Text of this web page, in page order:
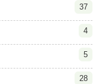
37
4
5
28